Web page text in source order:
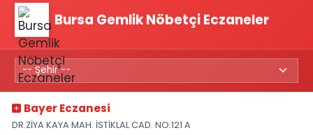
Bursa Gemlik Nöbetçi Eczaneler
Bayer Eczanesi
DR.ZİYA KAYA MAH. İSTİKLAL CAD. NO:121 A